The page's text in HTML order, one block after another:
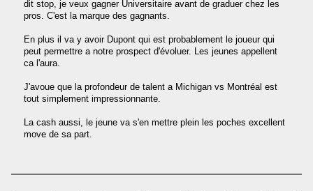
dit stop, je veux gagner Universitaire avant de graduer chez les
pros. C'est la marque des gagnants.
En plus il va y avoir Dupont qui est probablement le joueur qui
peut permettre a notre prospect d'évoluer. Les jeunes appellent
ca l'aura.
J'avoue que la profondeur de talent a Michigan vs Montréal est
tout simplement impressionnante.
La cash aussi, le jeune va s'en mettre plein les poches excellent
move de sa part.